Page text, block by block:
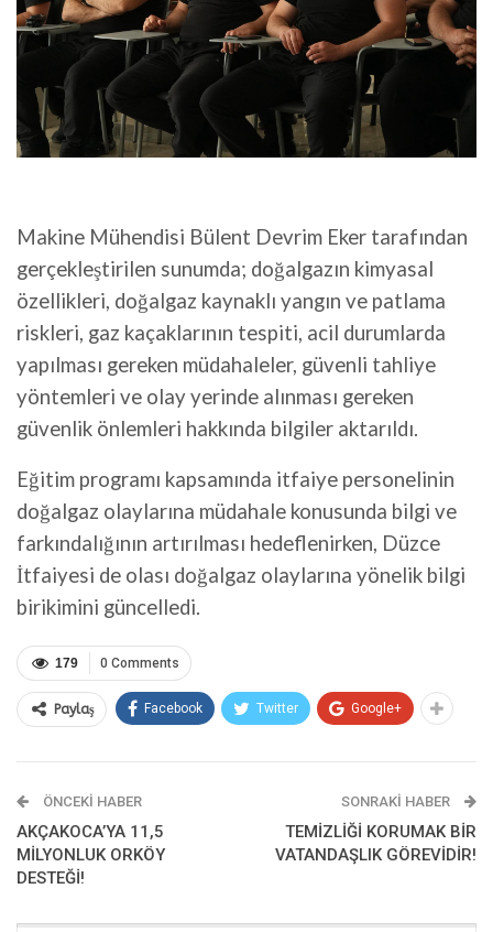
Makine Mühendisi Bülent Devrim Eker tarafından
gerçekleştirilen sunumda; doğalgazın kimyasal
özellikleri, doğalgaz kaynaklı yangın ve patlama
riskleri, gaz kaçaklarının tespiti, acil durumlarda
yapılması gereken müdahaleler, güvenli tahliye
yöntemleri ve olay yerinde alınması gereken
güvenlik önlemleri hakkında bilgiler aktarıldı.
Eğitim programı kapsamında itfaiye personelinin
doğalgaz olaylarına müdahale konusunda bilgi ve
farkındalığının artırılması hedeflenirken, Düzce
İtfaiyesi de olası doğalgaz olaylarına yönelik bilgi
birikimini güncelledi.
0 Comments
179
Paylaş Facebook Twitter Google+
ÖNCEKI HABER
AKÇAKOCA’YA 11,5
MİLYONLUK ORKÖY
DESTEĞİ!
SONRAKI HABER
TEMİZLİĞİ KORUMAK BİR
VATANDAŞLIK GÖREVİDİR!